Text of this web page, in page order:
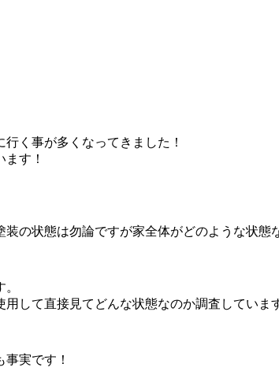
く事が多くなってきました！
す！
の状態は勿論ですが家全体がどのような状態
して直接見てどんな状態なのか調査していま
実です！